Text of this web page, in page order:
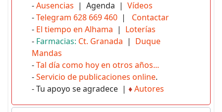
-Ausencias | Agenda | Vídeos
-Telegram 628 669 460 | Contactar
- El tiempo en Alhama | Loterías
- Farmacias: Ct. Granada | Duque
Mandas
-Tal día como hoy en otros años...
-Servicio de publicaciones online.
- Tu apoyo se agradece | ♦Autores